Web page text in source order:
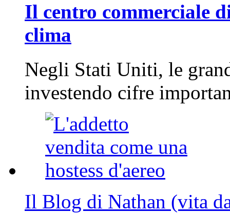
Il centro commerciale
clima
Negli Stati Uniti, le
investendo cifre
Il Blog di Nathan (vita